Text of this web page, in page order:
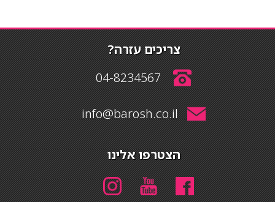
צריכים עזרה?
04-8234567
info@barosh.co.il
הצטרפו אלינו